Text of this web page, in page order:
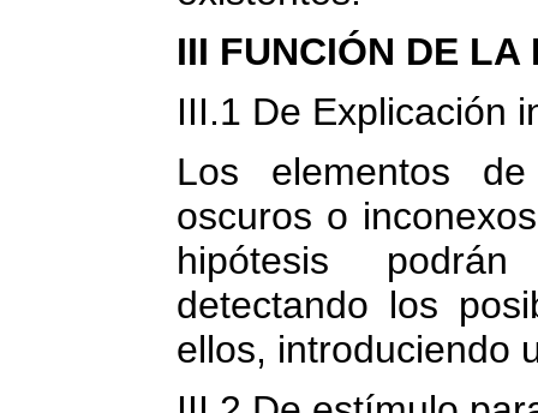
III FUNCIÓN DE LA
III.1 De Explicación
Los elementos
oscuros o
hipótesis
detectando los
ellos, introduciendo